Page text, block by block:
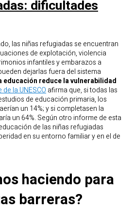
dificultades
las niñas refugiadas se encuentran
de explotación, violencia
infantiles y embarazos a
dejarlas fuera del sistema
educación reduce la vulnerabilidad
la UNESCO afirma que, si todas las
de educación primaria, los
un 14%; y si completasen la
un 64%. Según otro informe de esta
de las niñas refugiadas
en su entorno familiar y en el de
haciendo para
barreras?